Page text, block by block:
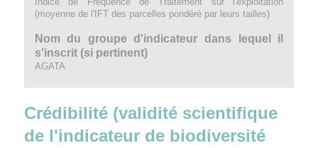
(moyenne de l'IFT des parcelles pondéré par leurs tailles)
Nom du groupe d'indicateur dans lequel il
s'inscrit (si pertinent)
AGATA
Crédibilité (validité scientifique
de l'indicateur de biodiversité